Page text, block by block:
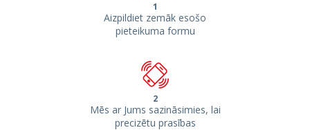
1
Aizpildiet zemāk esošo
pieteikuma formu
2
Mēs ar Jums sazināsimies, lai
precizētu prasības